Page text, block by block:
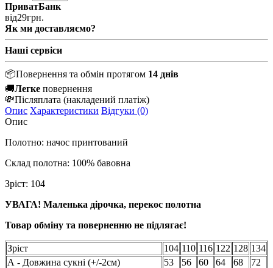
ПриватБанк
від29грн.
Як ми доставляємо?
Наші сервіси
📦Повернення та обмін протягом 14 днів
🚚Легке повернення
💸Післяплата (накладений платіж)
Опис Характеристики Відгуки (0)
Опис
Полотно: начос принтований
Склад полотна: 100% бавовна
Зріст: 104
УВАГА! Маленька дірочка, перекос полотна
Товар обміну та поверненню не підлягає!
Зріст 104 110 116 122 128 134
А - Довжина сукні (+/-2см)
53 56 60 64 68
72